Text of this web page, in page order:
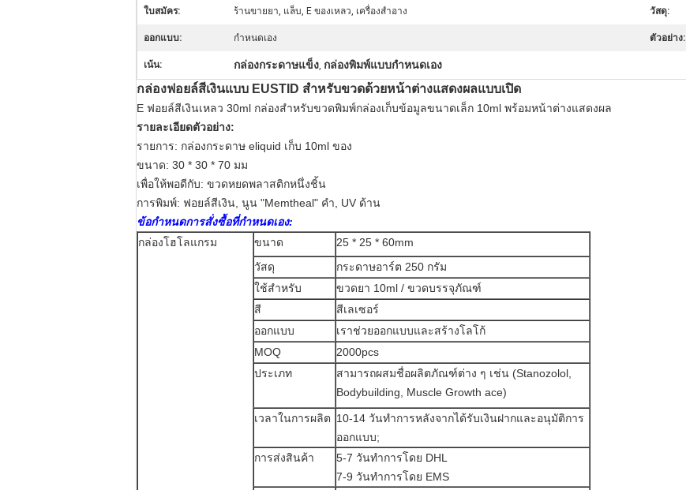
ใบสมัคร: ร้านขายยา, แล็บ, E ของเหลว, เครื่องสำอาง วัสดุ:
ออกแบบ: กำหนดเอง ตัวอย่าง:
เน้น: กล่องกระดาษแข็ง, กล่องพิมพ์แบบกำหนดเอง
กล่องฟอยล์สีเงินแบบ EUSTID สำหรับขวดด้วยหน้าต่างแสดงผลแบบเปิด
E ฟอยล์สีเงินเหลว 30ml กล่องสำหรับขวดพิมพ์กล่องเก็บข้อมูลขนาดเล็ก 10ml พร้อมหน้าต่างแสดงผล
รายละเอียดตัวอย่าง:
รายการ: กล่องกระดาษ eliquid เก็บ 10ml ของ
ขนาด: 30 * 30 * 70 มม
เพื่อให้พอดีกับ: ขวดหยดพลาสติกหนึ่งชิ้น
การพิมพ์: ฟอยล์สีเงิน, นูน "Memtheal" คำ, UV ด้าน
ข้อกำหนดการสั่งซื้อที่กำหนดเอง:
กล่องโฮโลแกรม
ขนาด
25 * 25 * 60mm
วัสดุ
กระดาษอาร์ต 250 กรัม
ใช้สำหรับ
ขวดยา 10ml / ขวดบรรจุภัณฑ์
สี
สีเลเซอร์
ออกแบบ
เราช่วยออกแบบและสร้างโลโก้
MOQ
2000pcs
ประเภท
สามารถผสมชื่อผลิตภัณฑ์ต่าง ๆ เช่น (Stanozolol,
Bodybuilding, Muscle Growth ace)
เวลาในการผลิต 10-14 วันทำการหลังจากได้รับเงินฝากและอนุมัติการ
ออกแบบ;
การส่งสินค้า
5-7 วันทำการโดย DHL
7-9 วันทำการโดย EMS